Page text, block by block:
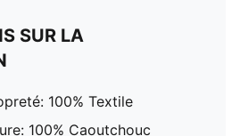
SUR LA
100% Textile
100% Caoutchouc